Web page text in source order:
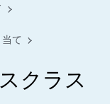
て
クラス